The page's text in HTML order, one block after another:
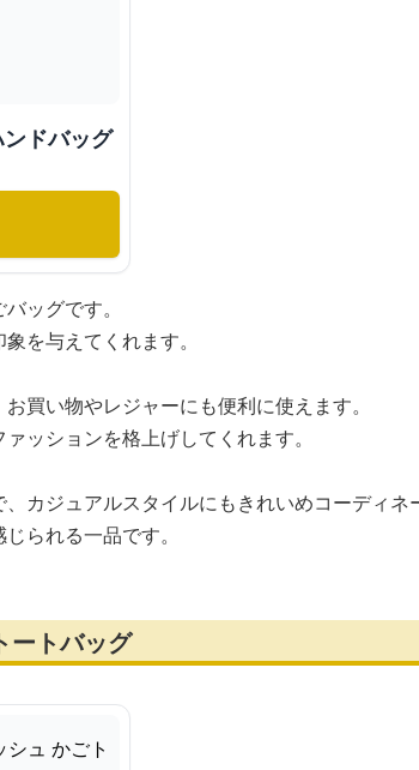
ドバッグ
ッグです。
を与えてくれます。
買い物やレジャーにも便利に使えます。
ッションを格上げしてくれます。
カジュアルスタイルにもきれいめコーディネ
られる一品です。
ートバッグ